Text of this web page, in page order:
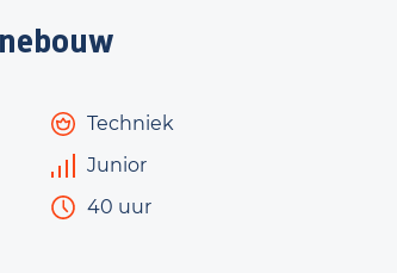
Techniek
Junior
40 uur